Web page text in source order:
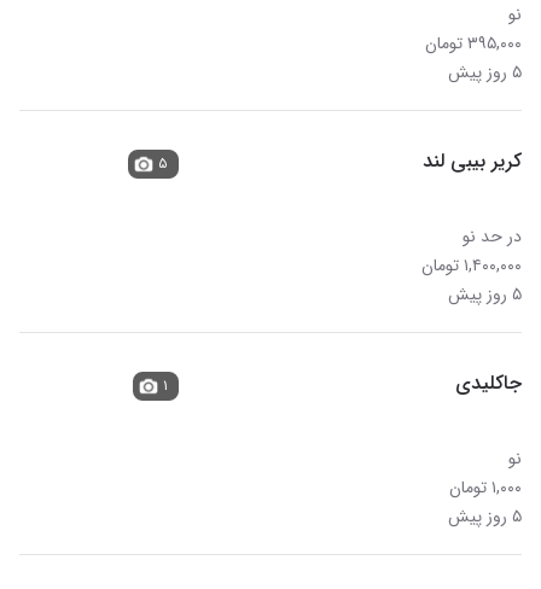
نو
۳۹۵,۰۰۰ تومان
۵ روز پیش
کریر بیبی لند
در حد نو
۱,۴۰۰,۰۰۰ تومان
۵ روز پیش
۵
جاکلیدی
نو
۱,۰۰۰ تومان
۵ روز پیش
۱